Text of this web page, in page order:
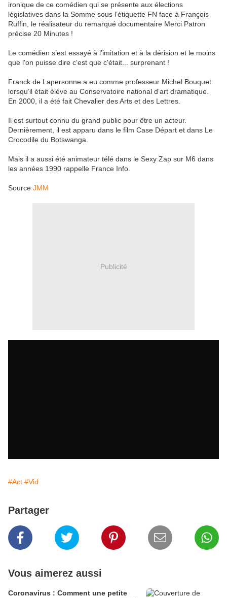
ironique de ce comédien qui se présente aux élections
législatives dans la Somme sous l’étiquette FN face à François
Ruffin, le réalisateur du remarqué documentaire Merci Patron
précise 20 Minutes !
Le comédien s’est essayé à l’imitation et à la dérision et le moins
que l'on puisse dire c'est que c'était... surprenant !
Franck de Lapersonne a eu comme professeur Michel Bouquet
lorsqu’il était élève au Conservatoire national d’art dramatique.
En 2000, il a été fait Chevalier des Arts et des Lettres.
Il est surtout connu du grand public pour être un acteur.
Dernièrement, il est apparu dans le film Case Départ et dans Le
Crocodile du Botswanga.
Mais il a aussi été animateur télé dans le Sexy Zap sur M6 dans
les années 1990 rappelle France Info.
Source JMM
Publicité
#Act #Vid
Partager
Vous aimerez aussi
Coronavirus : Comment une petite